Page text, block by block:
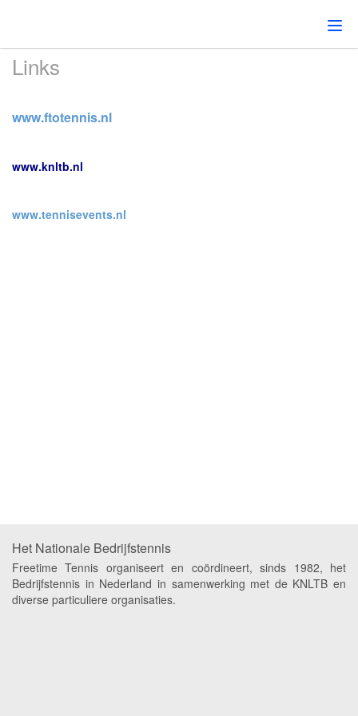
Links
www.ftotennis.nl
www.knltb.nl
www.tennisevents.nl
Het Nationale Bedrijfstennis
Freetime Tennis organiseert en coördineert, sinds 1982, het
Bedrijfstennis in Nederland in samenwerking met de KNLTB en
diverse particuliere organisaties.